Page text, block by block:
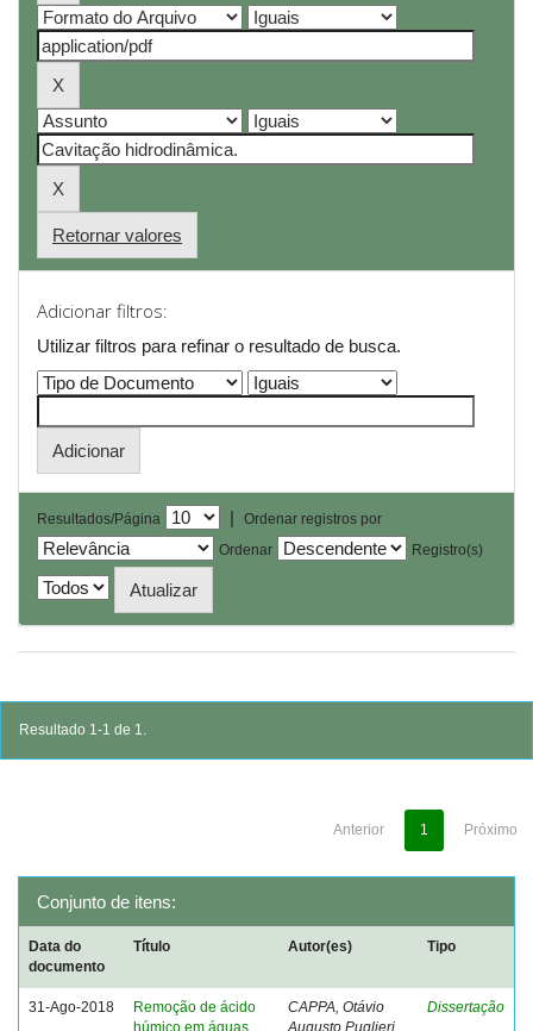
Retornar valores
Adicionar filtros:
Utilizar filtros para refinar o resultado de busca.
Resultados/Página |
Ordenar registros por
Ordenar
Registro(s)
Resultado 1-1 de 1.
Anterior 1 Próximo
Conjunto de itens:
Data do
documento
Título Autor(es) Tipo
31-Ago-2018
Remoção de ácido
húmico em águas
CAPPA, Otávio
Augusto Puglieri
Dissertação